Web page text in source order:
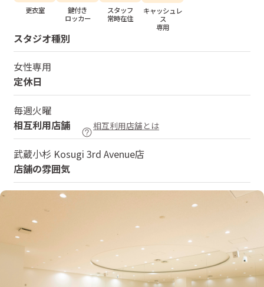
更衣室
鍵付き
ロッカー
スタッフ
常時在住
キャッシュレ
ス
専用
スタジオ種別
女性専用
定休日
毎週火曜
相互利用店舗
相互利用店舗とは
武蔵小杉 Kosugi 3rd Avenue店
店舗の雰囲気